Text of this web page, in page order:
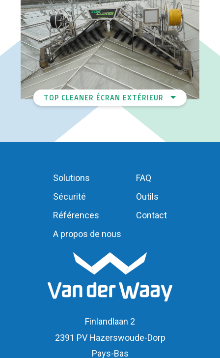
TOP CLEANER ÉCRAN EXTÉRIEUR
Solutions
Sécurité
Références
A propos de nous
FAQ
Outils
Contact
Finlandlaan 2
2391 PV Hazerswoude-Dorp
Pays-Bas